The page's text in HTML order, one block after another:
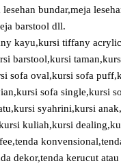
lesehan bundar,meja
barstool dll.
kayu,kursi tiffany
barstool,kursi
sofa oval,kursi sofa
sofa single,kursi
syahrini,kursi
kuliah,kursi
dekor,tenda kerucut